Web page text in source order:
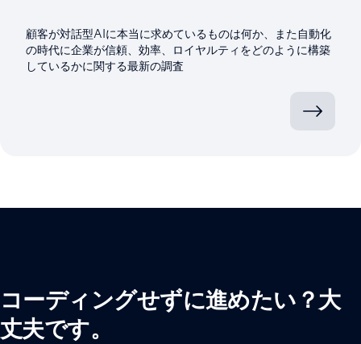
顧客が対話型AIに本当に求めているものは何か、また自動化
の時代に企業が信頼、効率、ロイヤルティをどのように構築
しているかに関する最新の調査
コーディングせずに進めたい？大
丈夫です。